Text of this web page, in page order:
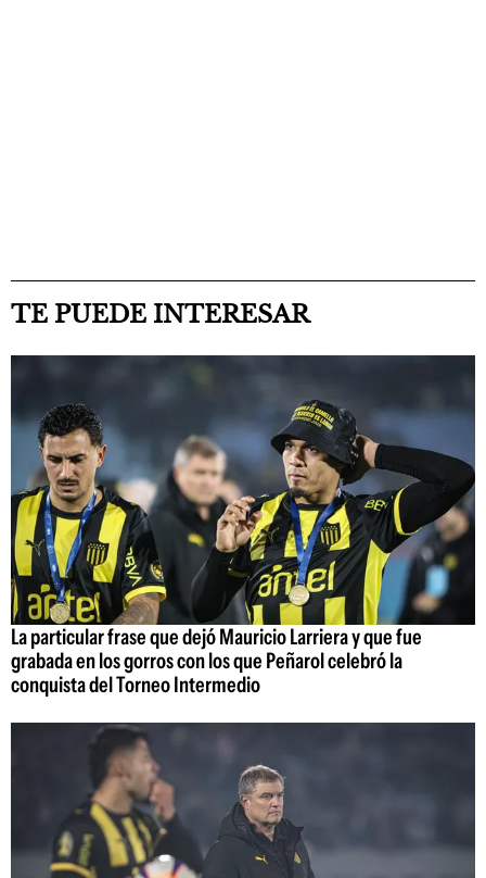
TE PUEDE INTERESAR
La particular frase que dejó Mauricio Larriera y que fue
grabada en los gorros con los que Peñarol celebró la
conquista del Torneo Intermedio